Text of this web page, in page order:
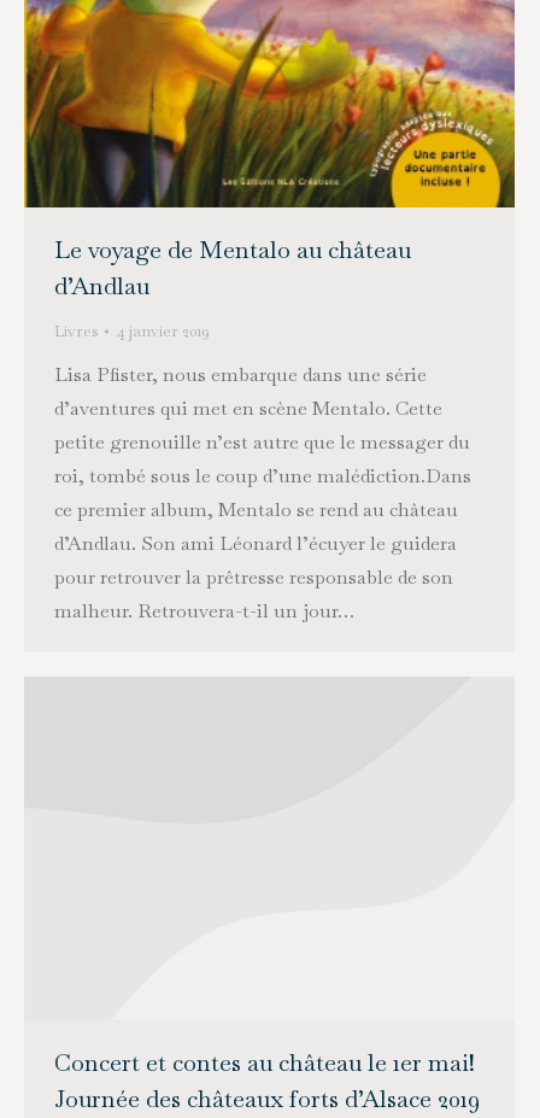
Le voyage de Mentalo au château
d’Andlau
Livres 4 janvier 2019
Lisa Pfister, nous embarque dans une série
d’aventures qui met en scène Mentalo. Cette
petite grenouille n’est autre que le messager du
roi, tombé sous le coup d’une malédiction.Dans
ce premier album, Mentalo se rend au château
d’Andlau. Son ami Léonard l’écuyer le guidera
pour retrouver la prêtresse responsable de son
malheur. Retrouvera-t-il un jour…
Concert et contes au château le 1er mai!
Journée des châteaux forts d’Alsace 2019